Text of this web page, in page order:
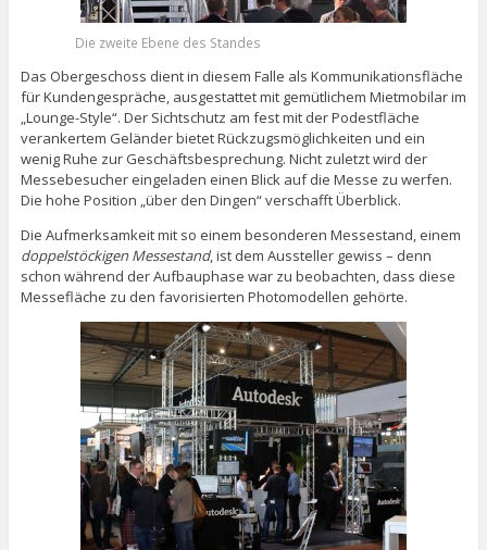
Die zweite Ebene des Standes
Das Obergeschoss dient in diesem Falle als Kommunikationsfläche
für Kundengespräche, ausgestattet mit gemütlichem Mietmobilar im
„Lounge-Style“. Der Sichtschutz am fest mit der Podestfläche
verankertem Geländer bietet Rückzugsmöglichkeiten und ein
wenig Ruhe zur Geschäftsbesprechung. Nicht zuletzt wird der
Messebesucher eingeladen einen Blick auf die Messe zu werfen.
Die hohe Position „über den Dingen“ verschafft Überblick.
Die Aufmerksamkeit mit so einem besonderen Messestand, einem
doppelstöckigen Messestand, ist dem Aussteller gewiss – denn
schon während der Aufbauphase war zu beobachten, dass diese
Messefläche zu den favorisierten Photomodellen gehörte.